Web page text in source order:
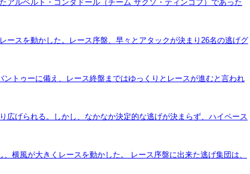
アルベルト・コンタドール（チーム サクソ・ティンコフ）であった
ースを動かした。レース序盤、早々とアタックが決まり26名の逃げグ
トゥーに備え、レース終盤まではゆっくりとレースが進むと言われ
げられる。しかし、なかなか決定的な逃げが決まらず、ハイペース
横風が大きくレースを動かした。 レース序盤に出来た逃げ集団は、